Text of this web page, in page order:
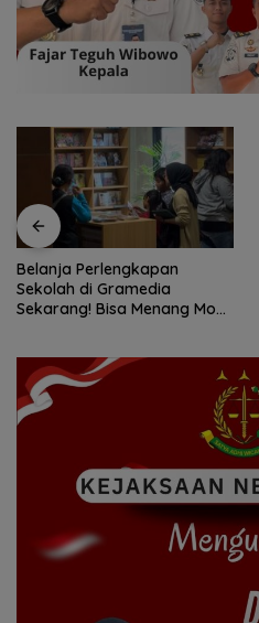
Tim SAR temukan nenek
hilang di hutan Lingga dalam
kondisi selamat